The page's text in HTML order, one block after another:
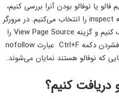
یا نوفالو بودن آنرا بررسی کنیم،
کلیک راست می‌کنیم سپس گزینه inspect را انتخاب می‌کنیم. در مرورگر
فایرفاکس، می‌توانیم راست-کلیک کنیم و گزینه View Page Source را
انتخاب کنیم. در صفحه جدید با فشردن دکمه Ctrl+F عبارت nofollow
که نوفالو هستند نمایان می‌شوند.
دریافت کنیم؟